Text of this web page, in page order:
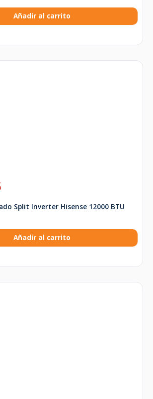
Añadir al carrito
Split Inverter Hisense 12000 BTU
Añadir al carrito